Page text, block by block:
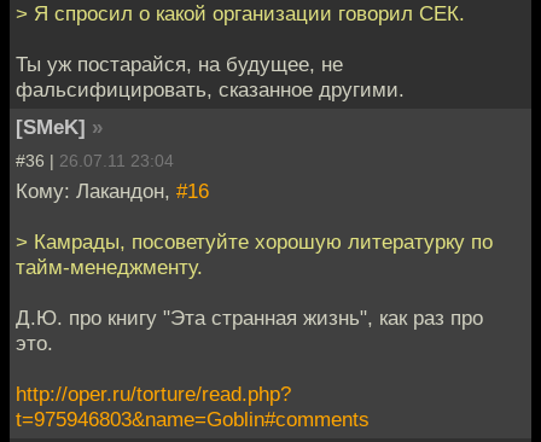
> Я спросил о какой организации говорил СЕК.
Ты уж постарайся, на будущее, не
фальсифицировать, сказанное другими.
[SMeK] »
#36 | 26.07.11 23:04
Кому: Лакандон, #16
> Камрады, посоветуйте хорошую литературку по
тайм-менеджменту.
Д.Ю. про книгу "Эта странная жизнь", как раз про
это.
http://oper.ru/torture/read.php?
t=975946803&name=Goblin#comments